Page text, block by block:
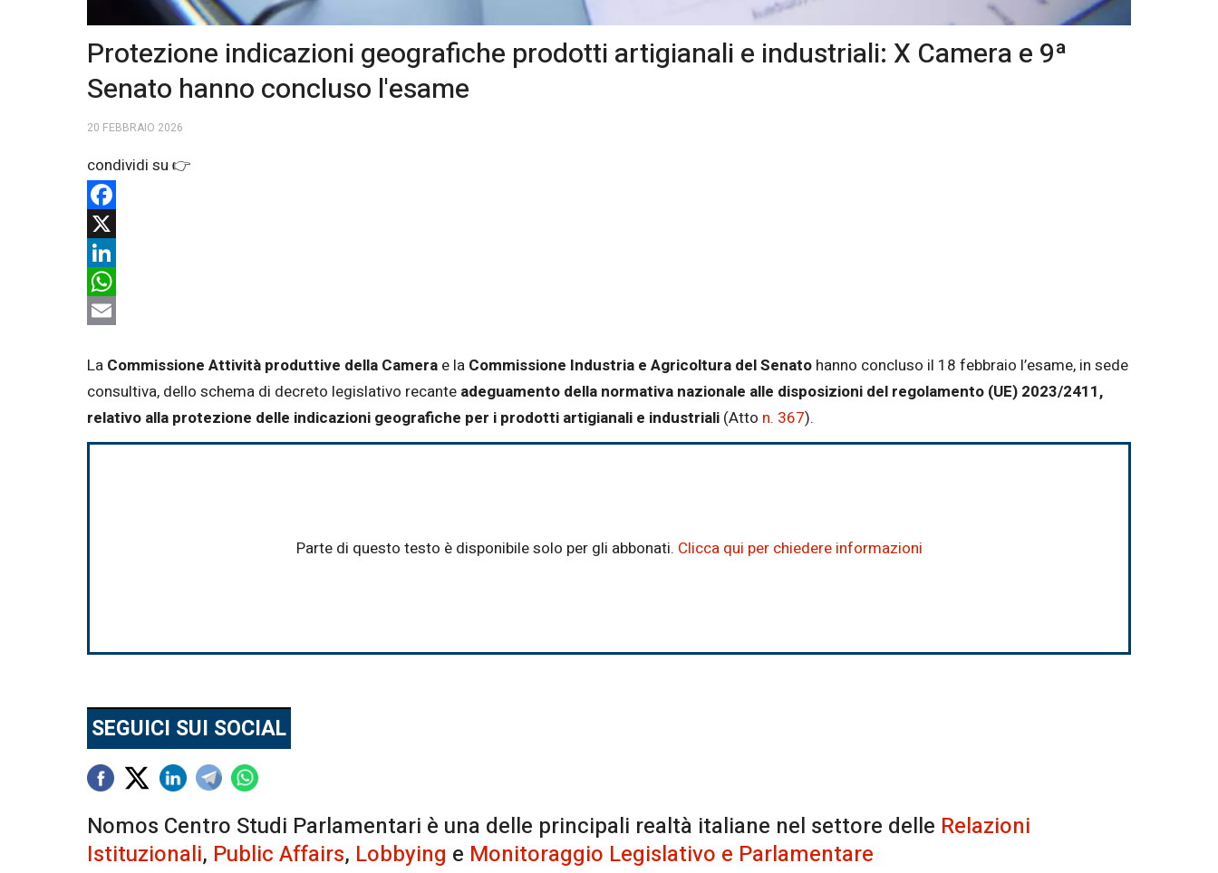
Protezione indicazioni geografiche prodotti artigianali e industriali: X Camera e 9ª
Senato hanno concluso l'esame
20 FEBBRAIO 2026
Facebook
X
LinkedIn
WhatsApp
La Commissione Attività produttive della Camera e la Commissione Industria e Agricoltura del Senato hanno concluso il 18 febbraio l’esame, in sede
consultiva, dello schema di decreto legislativo recante adeguamento della normativa nazionale alle disposizioni del regolamento (UE) 2023/2411,
relativo alla protezione delle indicazioni geografiche per i prodotti artigianali e industriali (Atto n. 367).
Parte di questo testo è disponibile solo per gli abbonati. Clicca qui per chiedere informazioni
SEGUICI SUI SOCIAL
Nomos Centro Studi Parlamentari è una delle principali realtà italiane nel settore delle Relazioni
Istituzionali, Public Affairs, Lobbying e Monitoraggio Legislativo e Parlamentare